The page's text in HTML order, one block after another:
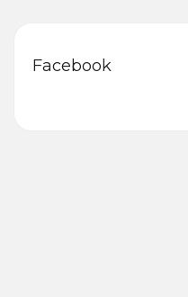
Facebook